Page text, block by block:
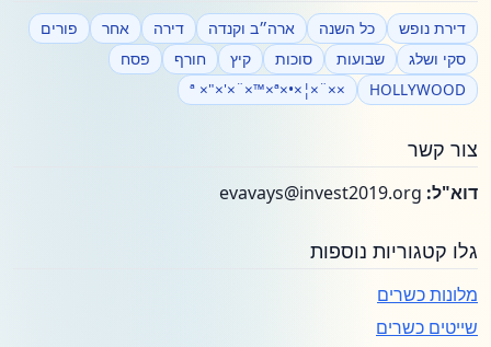
דירת נופש כל השנה ארה״ב וקנדה דירה אחר
פורים
סקי ושלג
שבועות סוכות קיץ חורף
פסח
HOLLYWOOD
××¨×¦×•×ª ×"×'×¨×™×ª
צור קשר
דוא"ל: evavays@invest2019.org
גלו קטגוריות נוספות
מלונות כשרים
שייטים כשרים